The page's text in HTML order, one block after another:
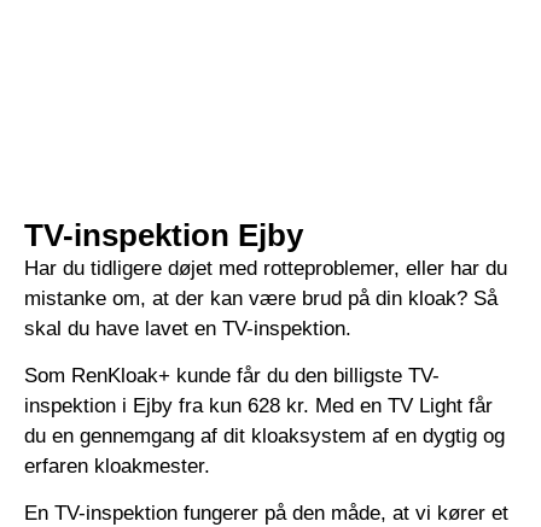
TV-inspektion Ejby
Har du tidligere døjet med rotteproblemer, eller har du
mistanke om, at der kan være brud på din kloak? Så
skal du have lavet en TV-inspektion.
Som RenKloak+ kunde får du den billigste TV-
inspektion i Ejby fra kun 628 kr. Med en TV Light får
du en gennemgang af dit kloaksystem af en dygtig og
erfaren kloakmester.
En TV-inspektion fungerer på den måde, at vi kører et